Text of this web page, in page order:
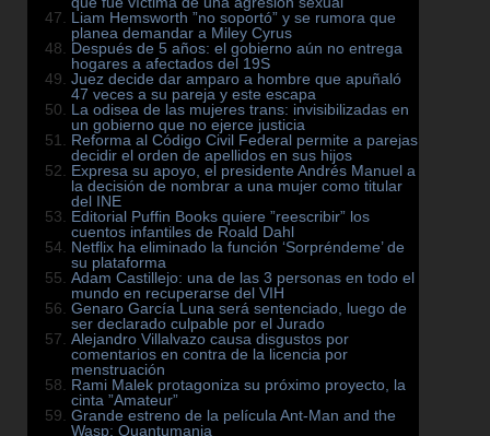
Liam Hemsworth ”no soportó” y se rumora que
planea demandar a Miley Cyrus
Después de 5 años: el gobierno aún no entrega
hogares a afectados del 19S
Juez decide dar amparo a hombre que apuñaló
47 veces a su pareja y este escapa
La odisea de las mujeres trans: invisibilizadas en
un gobierno que no ejerce justicia
Reforma al Código Civil Federal permite a parejas
decidir el orden de apellidos en sus hijos
Expresa su apoyo, el presidente Andrés Manuel a
la decisión de nombrar a una mujer como titular
del INE
Editorial Puffin Books quiere ”reescribir” los
cuentos infantiles de Roald Dahl
Netflix ha eliminado la función ‘Sorpréndeme’ de
su plataforma
Adam Castillejo: una de las 3 personas en todo el
mundo en recuperarse del VIH
Genaro García Luna será sentenciado, luego de
ser declarado culpable por el Jurado
Alejandro Villalvazo causa disgustos por
comentarios en contra de la licencia por
menstruación
Rami Malek protagoniza su próximo proyecto, la
cinta ”Amateur”
Grande estreno de la película Ant-Man and the
Wasp: Quantumania
EL ARRESTO
MANUEL GUERRERO AVIÑA
LA VOZ DE LA
MELIBEA OBONO Y